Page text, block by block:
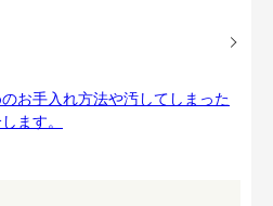
お手入れ方法や汚してしまった
ます。